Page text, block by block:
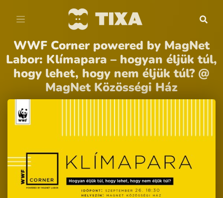
WWF Corner powered by MagNet
Labor: Klímapara – hogyan éljük túl,
hogy lehet, hogy nem éljük túl? @
MagNet Közösségi Ház